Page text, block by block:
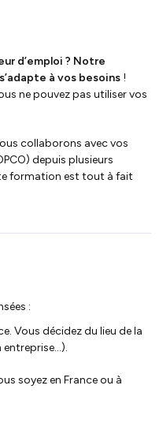
d’emploi ? Notre
à vos besoins !
ne pouvez pas utiliser vos
collaborons avec vos
depuis plusieurs
formation est tout à fait
:
Vous décidez du lieu de la
soyez en France ou à